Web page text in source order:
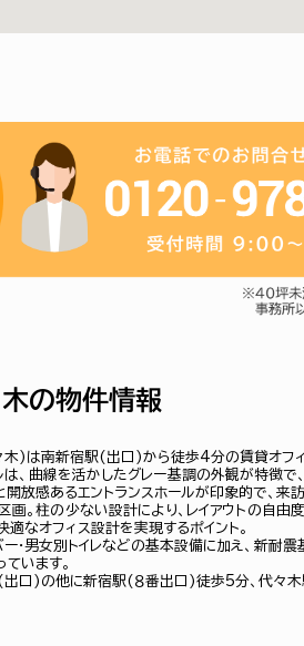
の物件情報
木)は南新宿駅(出口)から徒歩4分の賃貸オフィ
、曲線を活かしたグレー基調の外観が特徴
放感あるエントランスホールが印象的で、来
。柱の少ない設計により、レイアウトの自由
なオフィス設計を実現するポイント。
ー・男女別トイレなどの基本設備に加え、新耐
います。
出口)の他に新宿駅(８番出口)徒歩5分、代々